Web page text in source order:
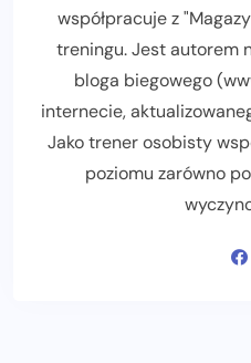
współpracuje z
treningu. Jest autorem
bloga biegowego
internecie,
Jako trener osobisty
poziomu zarówno